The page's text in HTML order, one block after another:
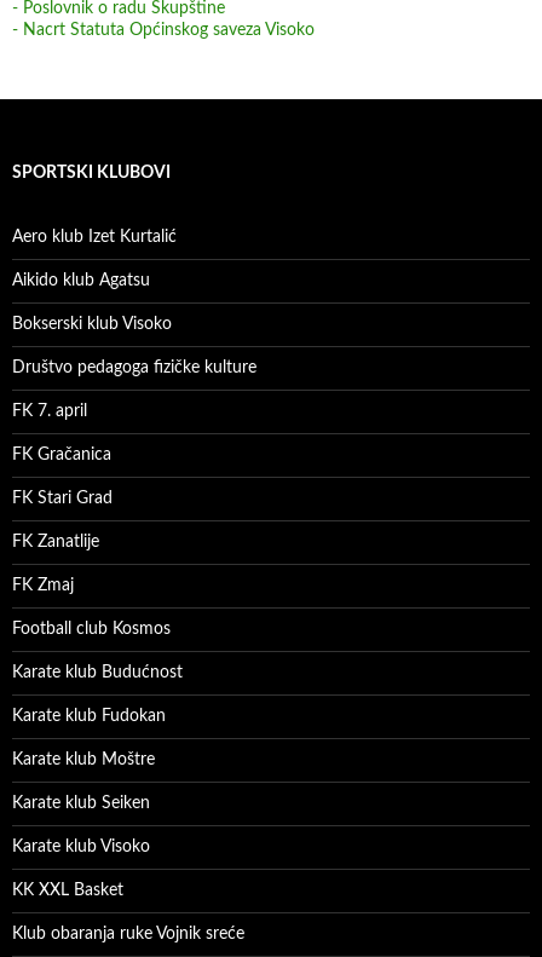
- Poslovnik o radu Skupštine
- Nacrt Statuta Općinskog saveza Visoko
SPORTSKI KLUBOVI
Aero klub Izet Kurtalić
Aikido klub Agatsu
Bokserski klub Visoko
Društvo pedagoga fizičke kulture
FK 7. april
FK Gračanica
FK Stari Grad
FK Zanatlije
FK Zmaj
Football club Kosmos
Karate klub Budućnost
Karate klub Fudokan
Karate klub Moštre
Karate klub Seiken
Karate klub Visoko
KK XXL Basket
Klub obaranja ruke Vojnik sreće